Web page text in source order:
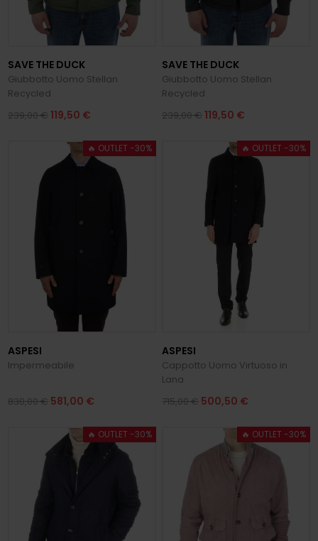
SAVE THE DUCK
Giubbotto Uomo Stellan
Recycled
239,00 € 119,50 €
SAVE THE DUCK
Giubbotto Uomo Stellan
Recycled
239,00 € 119,50 €
🔥 OUTLET -30%
ASPESI
Impermeabile
830,00 € 581,00 €
🔥 OUTLET -30%
ASPESI
Cappotto Uomo Virtuoso in
Lana
715,00 € 500,50 €
🔥 OUTLET -30% 🔥 OUTLET -30%